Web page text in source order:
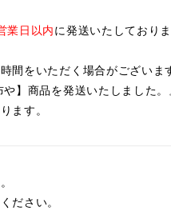
業日以内に発送いたしておりま
をいただく場合がございま
】商品を発送いたしました。
ます。
ださい。